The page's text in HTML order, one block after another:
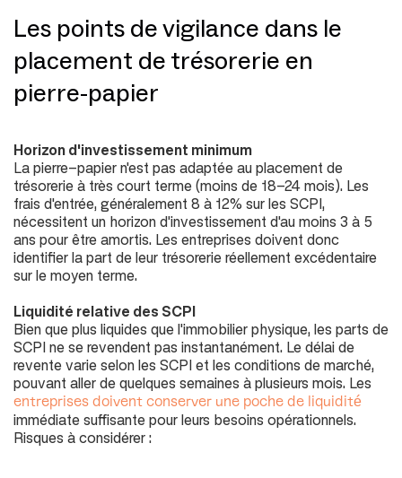
Les points de vigilance dans le
placement de trésorerie en
pierre-papier
Horizon d'investissement minimum
La pierre-papier n'est pas adaptée au placement de
trésorerie à très court terme (moins de 18-24 mois). Les
frais d'entrée, généralement 8 à 12% sur les SCPI,
nécessitent un horizon d'investissement d'au moins 3 à 5
ans pour être amortis. Les entreprises doivent donc
identifier la part de leur trésorerie réellement excédentaire
sur le moyen terme.
Liquidité relative des SCPI
Bien que plus liquides que l'immobilier physique, les parts de
SCPI ne se revendent pas instantanément. Le délai de
revente varie selon les SCPI et les conditions de marché,
pouvant aller de quelques semaines à plusieurs mois. Les
entreprises doivent conserver une poche de liquidité
immédiate suffisante pour leurs besoins opérationnels.
Risques à considérer :